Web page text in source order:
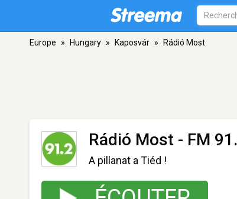
Europe » Hungary » Kaposvár » Rádió Most
Rádió Most - FM
A pillanat a Tiéd !